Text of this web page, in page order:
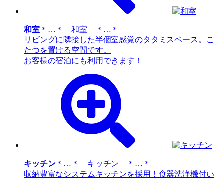
和室 ＊…＊ 和室 ＊…＊
リビングに隣接した半個室感覚のタタミスペース。こ
たつを置ける空間です。
お客様の宿泊にも利用できます！
キッチン ＊…＊ キッチン ＊…＊
収納豊富なシステムキッチンを採用！食器洗浄機付い